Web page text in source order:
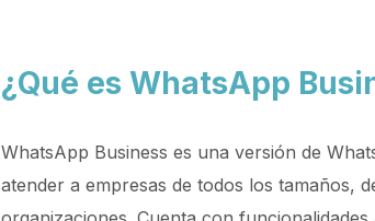
¿Qué es WhatsApp
WhatsApp Business es una versión de
atender a empresas de todos los tamaños,